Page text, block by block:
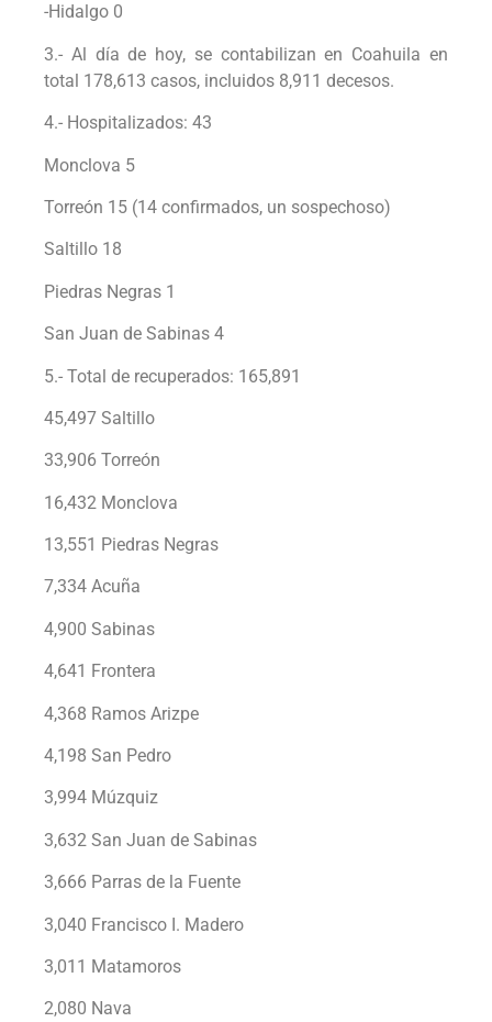
-Hidalgo 0
3.- Al día de hoy, se contabilizan en Coahuila en
total 178,613 casos, incluidos 8,911 decesos.
4.- Hospitalizados: 43
Monclova 5
Torreón 15 (14 confirmados, un sospechoso)
Saltillo 18
Piedras Negras 1
San Juan de Sabinas 4
5.- Total de recuperados: 165,891
45,497 Saltillo
33,906 Torreón
16,432 Monclova
13,551 Piedras Negras
7,334 Acuña
4,900 Sabinas
4,641 Frontera
4,368 Ramos Arizpe
4,198 San Pedro
3,994 Múzquiz
3,632 San Juan de Sabinas
3,666 Parras de la Fuente
3,040 Francisco I. Madero
3,011 Matamoros
2,080 Nava